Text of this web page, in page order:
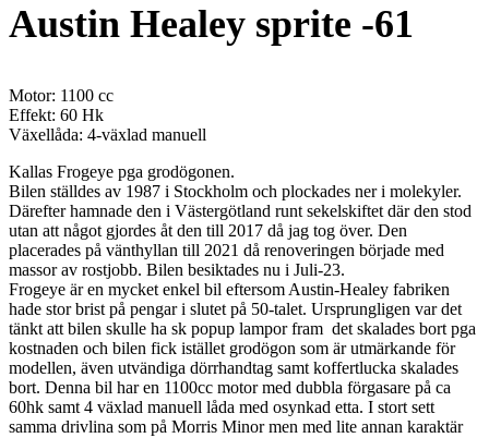
Austin Healey sprite -61
Motor: 1100 cc
Effekt: 60 Hk
Växellåda: 4-växlad manuell
Kallas Frogeye pga grodögonen.
Bilen ställdes av 1987 i Stockholm och plockades ner i molekyler.
Därefter hamnade den i Västergötland runt sekelskiftet där den stod
utan att något gjordes åt den till 2017 då jag tog över. Den
placerades på vänthyllan till 2021 då renoveringen började med
massor av rostjobb. Bilen besiktades nu i Juli-23.
Frogeye är en mycket enkel bil eftersom Austin-Healey fabriken
hade stor brist på pengar i slutet på 50-talet. Ursprungligen var det
tänkt att bilen skulle ha sk popup lampor fram det skalades bort pga
kostnaden och bilen fick istället grodögon som är utmärkande för
modellen, även utvändiga dörrhandtag samt koffertlucka skalades
bort. Denna bil har en 1100cc motor med dubbla förgasare på ca
60hk samt 4 växlad manuell låda med osynkad etta. I stort sett
samma drivlina som på Morris Minor men med lite annan karaktär